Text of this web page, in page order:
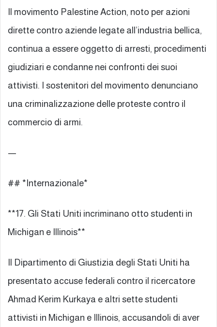
Il movimento Palestine Action, noto per azioni
dirette contro aziende legate all’industria bellica,
continua a essere oggetto di arresti, procedimenti
giudiziari e condanne nei confronti dei suoi
attivisti. I sostenitori del movimento denunciano
una criminalizzazione delle proteste contro il
commercio di armi.
—
## *Internazionale*
**17. Gli Stati Uniti incriminano otto studenti in
Michigan e Illinois**
Il Dipartimento di Giustizia degli Stati Uniti ha
presentato accuse federali contro il ricercatore
Ahmad Kerim Kurkaya e altri sette studenti
attivisti in Michigan e Illinois, accusandoli di aver